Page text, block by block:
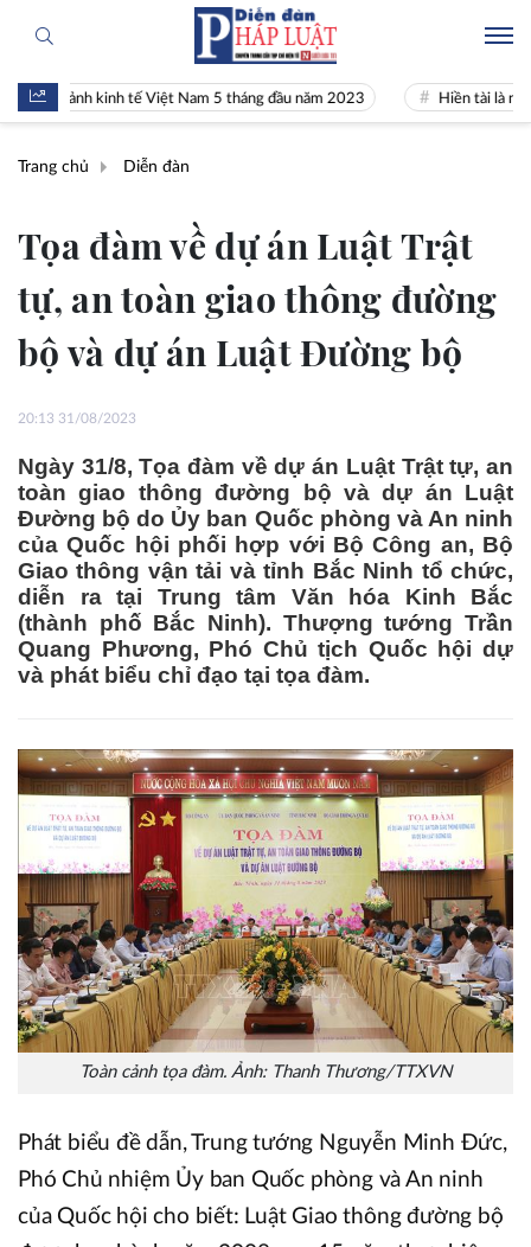
cảnh kinh tế Việt Nam 5 tháng đầu năm 2023 Hiền tài là nguyên khí
Trang chủ Diễn đàn
Tọa đàm về dự án Luật Trật
tự, an toàn giao thông đường
bộ và dự án Luật Đường bộ
20:13 31/08/2023
Ngày 31/8, Tọa đàm về dự án Luật Trật tự, an
toàn giao thông đường bộ và dự án Luật
Đường bộ do Ủy ban Quốc phòng và An ninh
của Quốc hội phối hợp với Bộ Công an, Bộ
Giao thông vận tải và tỉnh Bắc Ninh tổ chức,
diễn ra tại Trung tâm Văn hóa Kinh Bắc
(thành phố Bắc Ninh). Thượng tướng Trần
Quang Phương, Phó Chủ tịch Quốc hội dự
và phát biểu chỉ đạo tại tọa đàm.
Toàn cảnh tọa đàm. Ảnh: Thanh Thương/TTXVN
Phát biểu đề dẫn, Trung tướng Nguyễn Minh Đức,
Phó Chủ nhiệm Ủy ban Quốc phòng và An ninh
của Quốc hội cho biết: Luật Giao thông đường bộ